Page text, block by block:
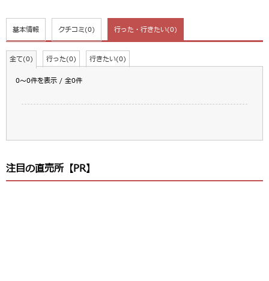
基本情報 クチコミ(0) 行った・行きたい(0)
全て(0) 行った(0) 行きたい(0)
0～0件を表示 / 全0件
注目の直売所【PR】